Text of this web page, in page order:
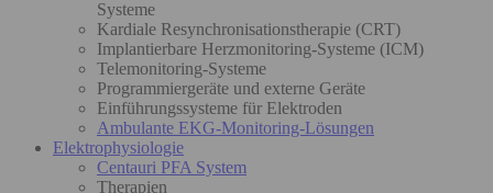
Systeme
Kardiale Resynchronisationstherapie (CRT)
Implantierbare Herzmonitoring-Systeme (ICM)
Telemonitoring-Systeme
Programmiergeräte und externe Geräte
Einführungssysteme für Elektroden
Ambulante EKG-Monitoring-Lösungen
Elektrophysiologie
Centauri PFA System
Therapien